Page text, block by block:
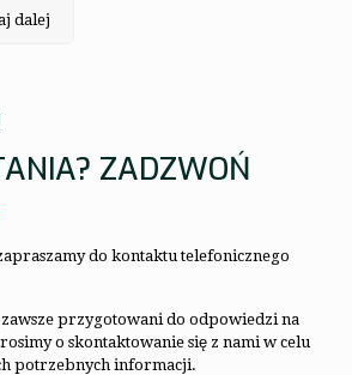
dalej
ZADZWOŃ
do kontaktu telefonicznego
przygotowani do odpowiedzi na
o skontaktowanie się z nami w celu
potrzebnych informacji.